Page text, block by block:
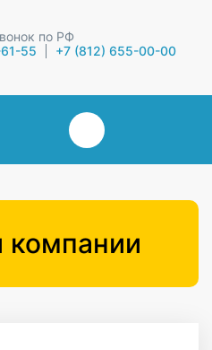
по РФ
55
+7 (812) 655-00-00
компании